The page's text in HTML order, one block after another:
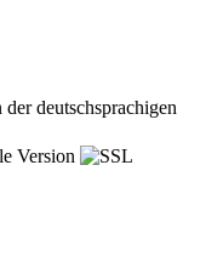
deutschsprachigen